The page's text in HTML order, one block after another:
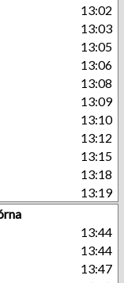
13:02
13:03
13:05
13:06
13:08
13:09
13:10
13:12
13:15
13:18
13:19
13:44
13:44
13:47